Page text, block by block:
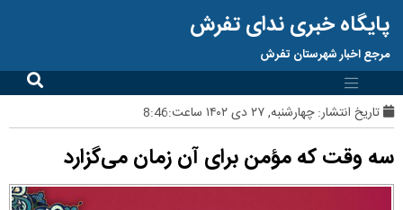
پایگاه خبری ندای تفرش
مرجع اخبار شهرستان تفرش
تاریخ انتشار:چهارشنبه, ۲۷ دی ۱۴۰۲ ساعت:8:46
سه وقت که مؤمن برای آن زمان می‌گزارد